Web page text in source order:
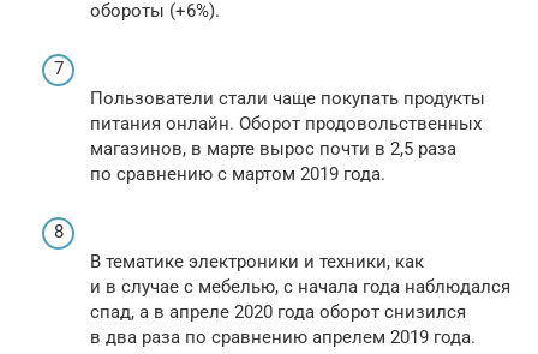
обороты (+6%).
Пользователи стали чаще покупать продукты
питания онлайн. Оборот продовольственных
магазинов, в марте вырос почти в 2,5 раза
по сравнению с мартом 2019 года.
В тематике электроники и техники, как
и в случае с мебелью, с начала года наблюдался
спад, а в апреле 2020 года оборот снизился
в два раза по сравнению апрелем 2019 года.